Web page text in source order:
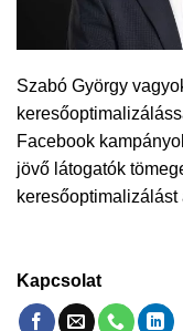
Szabó György
Facebook
jövő látogatók
keresőoptimalizálást
Kapcsolat